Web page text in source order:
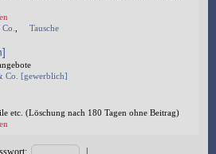
Tausche
Co. [gewerblich]
etc. (Löschung nach 180 Tagen ohne Beitrag)
|